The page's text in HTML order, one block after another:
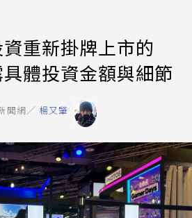
重新掛牌上市的
體投資金額與細節
聞網／ 楊又肇